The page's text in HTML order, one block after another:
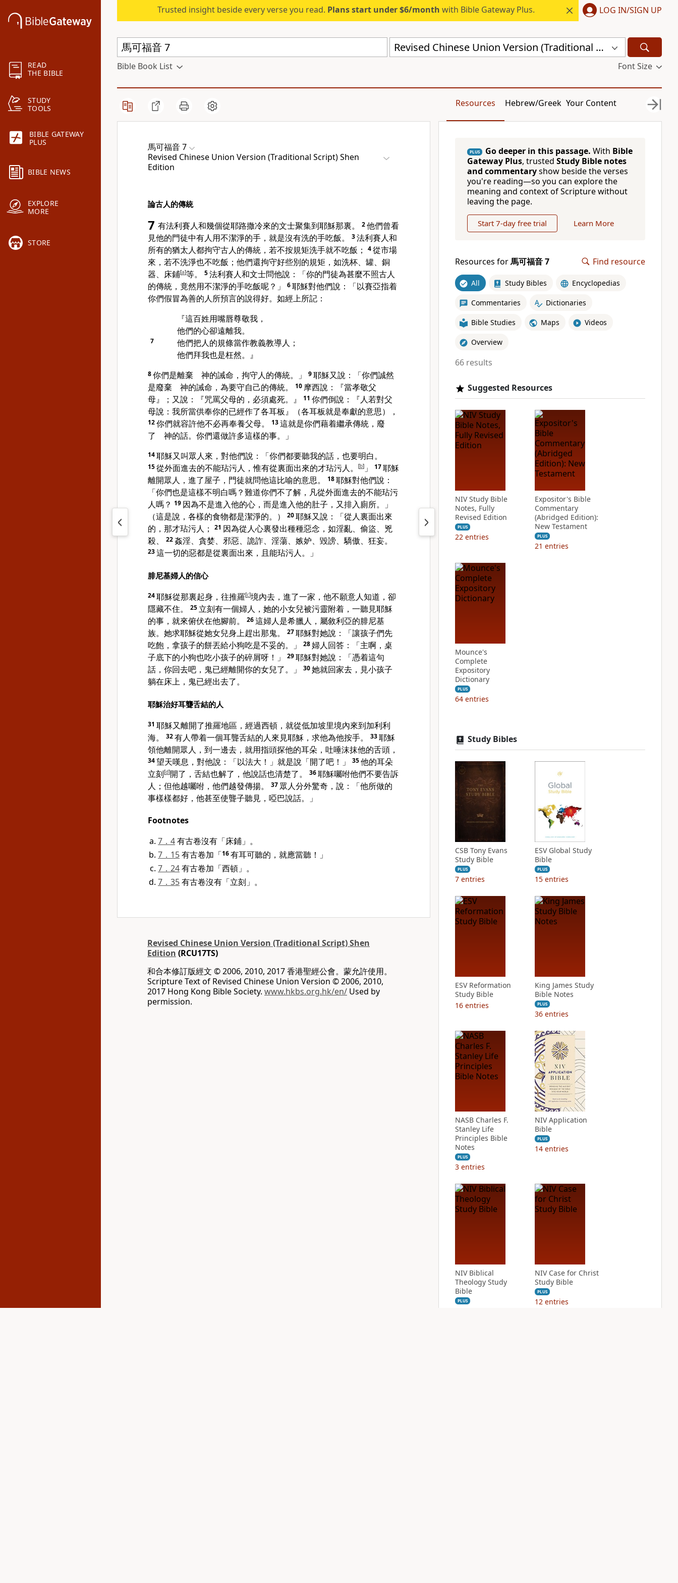
READ
THE BIBLE
STUDY
TOOLS
BIBLE GATEWAY
PLUS
BIBLE NEWS
EXPLORE
MORE
STORE
Trusted insight beside every verse you read. Plans start under $6/month with Bible Gateway Plus. LOG IN/SIGN UP
Revised Chinese Union Version (Traditional Script) Shen Edition (RCU17TS)
Bible Book List Font Size
Resources Hebrew/Greek Your Content
馬可福音 7
Revised Chinese Union Version (Traditional Script) Shen
Edition
論古人的傳統
7 有法利賽人和幾個從耶路撒冷來的文士聚集到耶穌那裏。 2他們曾看
見他的門徒中有人用不潔淨的手，就是沒有洗的手吃飯。
3法利賽人和
所有的猶太人都拘守古人的傳統，若不按規矩洗手就不吃飯； 4從市場
來，若不洗淨也不吃飯；他們還拘守好些別的規矩，如洗杯、罐、銅
器、床鋪[a]等。 5法利賽人和文士問他說：「你的門徒為甚麼不照古人
的傳統，竟然用不潔淨的手吃飯呢？」
6耶穌對他們說：「以賽亞指着
你們假冒為善的人所預言的說得好。如經上所記：
『這百姓用嘴唇尊敬我，
他們的心卻遠離我。
7
他們把人的規條當作教義教導人；
他們拜我也是枉然。』
8你們是離棄 神的誡命，拘守人的傳統。」 9耶穌又說：「你們誠然
是廢棄 神的誡命，為要守自己的傳統。
10 摩西說：『當孝敬父
母』；又說：『咒罵父母的，必須處死。』
11 你們倒說：『人若對父
母說：我所當供奉你的已經作了各耳板』（各耳板就是奉獻的意思），
12你們就容許他不必再奉養父母。 13這就是你們藉着繼承傳統，廢
了 神的話。你們還做許多這樣的事。」
14耶穌又叫眾人來，對他們說：「你們都要聽我的話，也要明白。
15從外面進去的不能玷污人，惟有從裏面出來的才玷污人。 [b] 」 17耶穌
離開眾人，進了屋子，門徒就問他這比喻的意思。
18耶穌對他們說：
「你們也是這樣不明白嗎？難道你們不了解，凡從外面進去的不能玷污
人嗎？ 19 因為不是進入他的心，而是進入他的肚子，又排入廁所。」
（這是說，各樣的食物都是潔淨的。）
20耶穌又說：「從人裏面出來
的，那才玷污人；
21 因為從人心裏發出種種惡念，如淫亂、偷盜、兇
殺、
22姦淫、貪婪、邪惡、詭詐、淫蕩、嫉妒、毀謗、驕傲、狂妄。
23這一切的惡都是從裏面出來，且能玷污人。」
腓尼基婦人的信心
24耶穌從那裏起身，往推羅[c]境內去，進了一家，他不願意人知道，卻
隱藏不住。
25 立刻有一個婦人，她的小女兒被污靈附着，一聽見耶穌
的事，就來俯伏在他腳前。
26這婦人是希臘人，屬敘利亞的腓尼基
族。她求耶穌從她女兒身上趕出那鬼。
27耶穌對她說：「讓孩子們先
吃飽，拿孩子的餅丟給小狗吃是不妥的。」
28婦人回答：「主啊，桌
子底下的小狗也吃小孩子的碎屑呀！」
29耶穌對她說：「憑着這句
話，你回去吧，鬼已經離開你的女兒了。」
30她就回家去，見小孩子
躺在床上，鬼已經出去了。
耶穌治好耳聾舌結的人
31 耶穌又離開了推羅地區，經過西頓 ，就從低加坡里境內來到加利利
海。 32有人帶着一個耳聾舌結的人來見耶穌，求他為他按手。 33耶穌
領他離開眾人，到一邊去，就用指頭探他的耳朵，吐唾沫抹他的舌頭，
34望天嘆息，對他說：「以法大！」就是說「開了吧！」 35他的耳朵
立刻[d]開了，舌結也解了，他說話也清楚了。 36耶穌囑咐他們不要告訴
人；但他越囑咐，他們越發傳揚。
37 眾人分外驚奇，說：「他所做的
事樣樣都好，他甚至使聾子聽見，啞巴說話。」
Footnotes
7．4有古卷沒有「床鋪」。
7．15有古卷加「16有耳可聽的，就應當聽！」
7．24有古卷加「西頓」。
7．35有古卷沒有「立刻」。
Revised Chinese Union Version (Traditional Script) Shen
Edition (RCU17TS)
和合本修訂版經文 © 2006, 2010, 2017 香港聖經公會。蒙允許使用。
Scripture Text of Revised Chinese Union Version © 2006, 2010,
2017 Hong Kong Bible Society. www.hkbs.org.hk/en/ Used by
permission.
PLUS Go deeper in this passage. With Bible
Gateway Plus, trusted Study Bible notes
and commentaryshow beside the verses
you're reading—so you can explore the
meaning and context of Scripture without
leaving the page.
Start 7-day free trial Learn More
Resources for馬可福音 7 Find resource
All Study Bibles Encyclopedias
Commentaries Dictionaries
Bible Studies Maps Videos
Overview
66 results
Suggested Resources
NIV Study Bible
Notes, Fully
Revised Edition
PLUS
22 entries
Expositor's Bible
Commentary
(Abridged Edition):
New Testament
PLUS
21 entries
Mounce's
Complete
Expository
Dictionary
PLUS
64 entries
Study Bibles
CSB Tony Evans
Study Bible
PLUS
7 entries
ESV Global Study
Bible
PLUS
15 entries
ESV Reformation
Study Bible
16 entries
King James Study
Bible Notes
PLUS
36 entries
NASB Charles F.
Stanley Life
Principles Bible
Notes
PLUS
3 entries
NIV Application
Bible
PLUS
14 entries
NIV Biblical
Theology Study
Bible
PLUS
NIV Case for Christ
Study Bible
PLUS
12 entries